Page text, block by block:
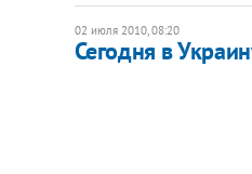
02 июля 2010, 08:20
Сегодня в